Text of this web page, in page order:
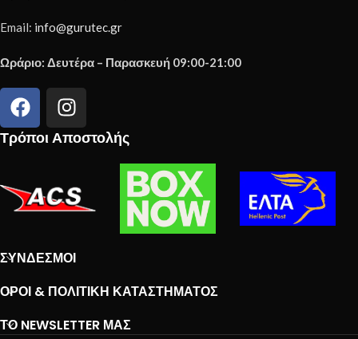
Email: info@gurutec.gr
Ωράριο: Δευτέρα – Παρασκευή 09:00-21:00
Τρόποι Αποστολής
ΣΎΝΔΕΣΜΟΙ
ΌΡΟΙ & ΠΟΛΙΤΙΚΉ ΚΑΤΑΣΤΉΜΑΤΟΣ
ΤΟ NEWSLETTER ΜΑΣ